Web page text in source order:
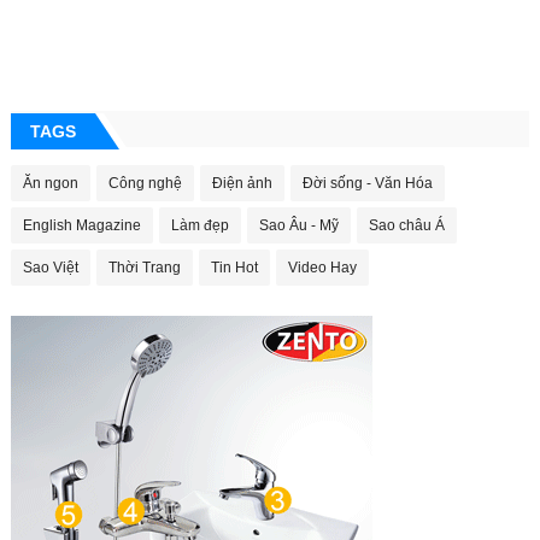
TAGS
Ăn ngon Công nghệ Điện ảnh Đời sống - Văn Hóa
English Magazine Làm đẹp Sao Âu - Mỹ Sao châu Á
Sao Việt Thời Trang Tin Hot Video Hay